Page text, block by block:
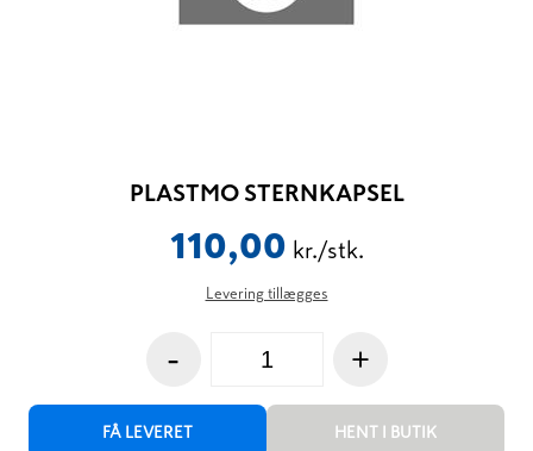
PLASTMO STERNKAPSEL
110,00 kr./stk.
Levering tillægges
- +
FÅ LEVERET HENT I BUTIK